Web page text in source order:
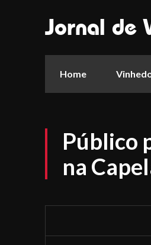
Jornal de
Home
Público
na